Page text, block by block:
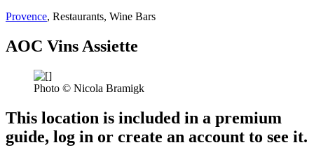
Provence, Restaurants, Wine Bars
AOC Vins Assiette
Photo © Nicola Bramigk
This location is included in a premium
guide, log in or create an account to see it.